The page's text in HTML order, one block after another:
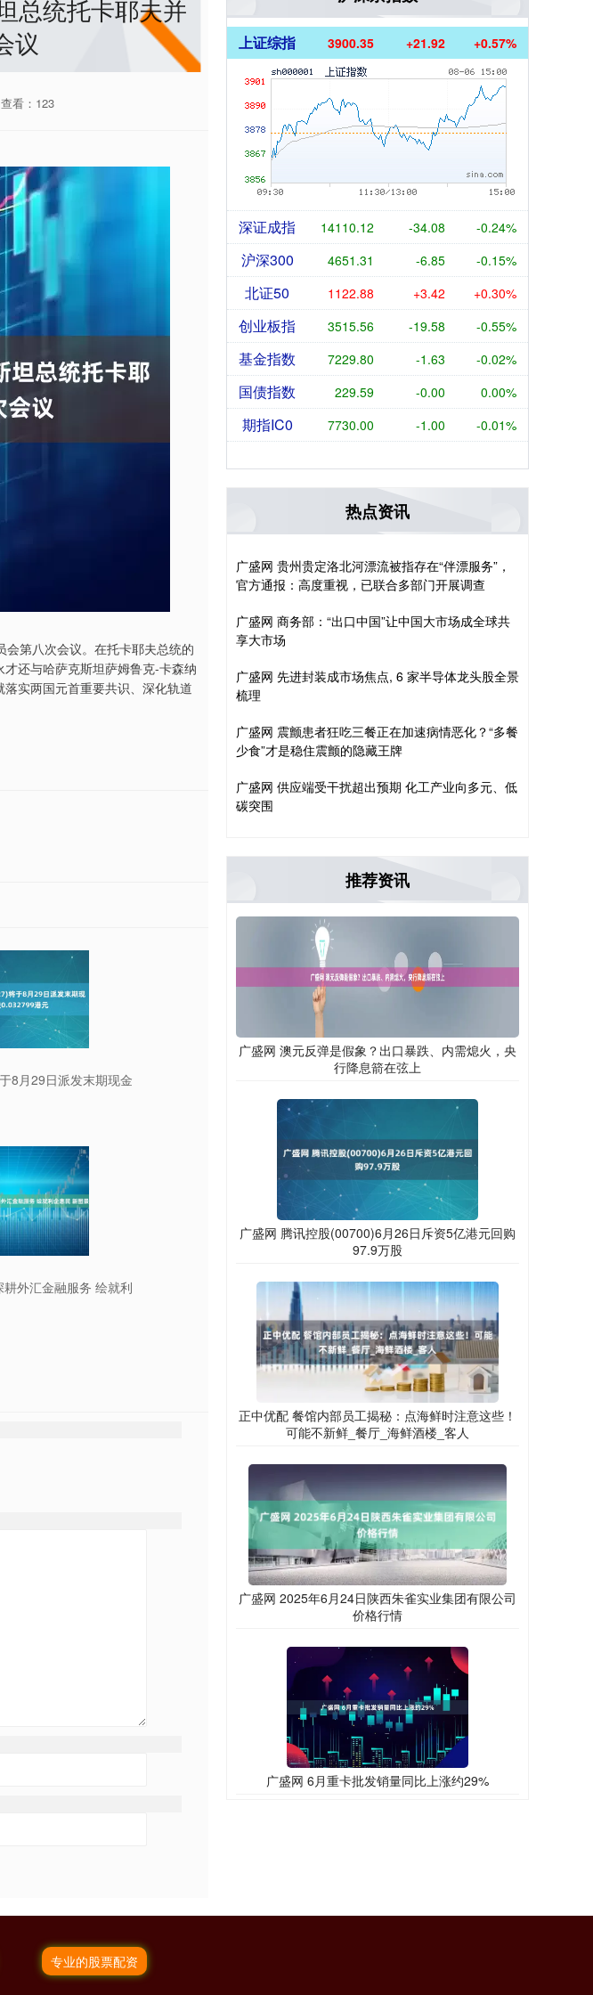
总统托卡耶夫并
议
查看：123
第八次会议。在托卡耶夫总统的
还与哈萨克斯坦萨姆鲁克-卡森纳
实两国元首重要共识、深化轨道
8月29日派发末期现金
外汇金融服务 绘就利
上证综指 3900.35 +21.92 +0.57%
深证成指 14110.12 -34.08 -0.24%
沪深300 4651.31 -6.85 -0.15%
北证50 1122.88 +3.42 +0.30%
创业板指 3515.56 -19.58 -0.55%
基金指数 7229.80 -1.63 -0.02%
国债指数 229.59 -0.00 0.00%
期指IC0 7730.00 -1.00 -0.01%
热点资讯
广盛网 贵州贵定洛北河漂流被指存在“伴漂服务”，
官方通报：高度重视，已联合多部门开展调查
广盛网 商务部：“出口中国”让中国大市场成全球共
享大市场
广盛网 先进封装成市场焦点, 6 家半导体龙头股全景
梳理
广盛网 震颤患者狂吃三餐正在加速病情恶化？“多餐
少食”才是稳住震颤的隐藏王牌
广盛网 供应端受干扰超出预期 化工产业向多元、低
碳突围
推荐资讯
广盛网 澳元反弹是假象？出口暴跌、内需熄火，央
行降息箭在弦上
广盛网 腾讯控股(00700)6月26日斥资5亿港元回购
97.9万股
正中优配 餐馆内部员工揭秘：点海鲜时注意这些！
可能不新鲜_餐厅_海鲜酒楼_客人
广盛网 2025年6月24日陕西朱雀实业集团有限公司
价格行情
广盛网 6月重卡批发销量同比上涨约29%
专业的股票配资